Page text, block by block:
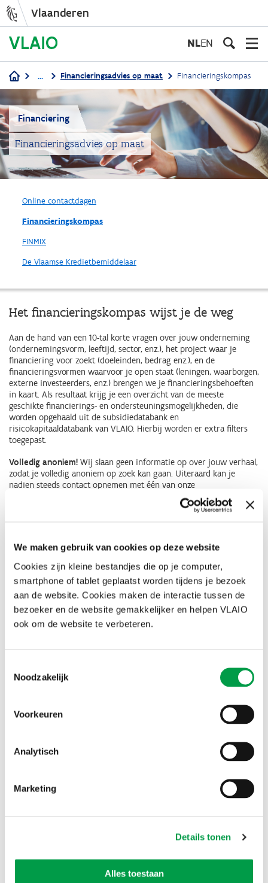
We maken gebruik van cookies op deze website
Cookies zijn kleine bestandjes die op je computer,
smartphone of tablet geplaatst worden tijdens je bezoek
aan de website. Cookies maken de interactie tussen de
bezoeker en de website gemakkelijker en helpen VLAIO
ook om de website te verbeteren.
Noodzakelijk
Voorkeuren
Analytisch
Marketing
Details tonen
Alles toestaan
inhoud
gaan
Vlaanderen
NLEN
Kruimelpad
... Financieringsadvies op maat Financieringskompas
Financiering
Financieringsadvies op maat
Online contactdagen
Financieringskompas
FINMIX
De Vlaamse Kredietbemiddelaar
Het financieringskompas wijst je de weg
Aan de hand van een 10-tal korte vragen over jouw onderneming
(ondernemingsvorm, leeftijd, sector, enz.), het project waar je
financiering voor zoekt (doeleinden, bedrag enz.), en de
financieringsvormen waarvoor je open staat (leningen, waarborgen,
externe investeerders, enz.) brengen we je financieringsbehoeften
in kaart. Als resultaat krijg je een overzicht van de meeste
geschikte financierings- en ondersteuningsmogelijkheden, die
worden opgehaald uit de subsidiedatabank en
risicokapitaaldatabank van VLAIO. Hierbij worden er extra filters
toegepast.
Volledig anoniem! Wij slaan geen informatie op over jouw verhaal,
zodat je volledig anoniem op zoek kan gaan. Uiteraard kan je
nadien steeds contact opnemen met één van onze
bedrijfsadviseurs voor meer gedetailleerd advies.
Heb je nog vragen!Of heb je voor jouw verhaal geen
financieringsinstrumenten gevonden via het financieringskompas?
Bezorg ons dan via
info@vlaio.bejouw verhaal en ontvangen
resultaten, zodat onze adviseurs dit toch nog eens kunnen bekijken
voor mogelijke financieringsoplossingen.
Welke financiering past bij jouw project?
project.
Heeft deze informatie je geholpen?